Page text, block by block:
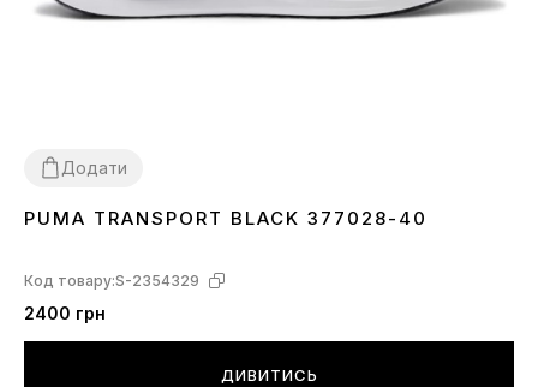
Додати
364444.5
PUMA TRANSPORT BLACK 377028-40
Код товару:S-2354329
2400 грн
ДИВИТИСЬ